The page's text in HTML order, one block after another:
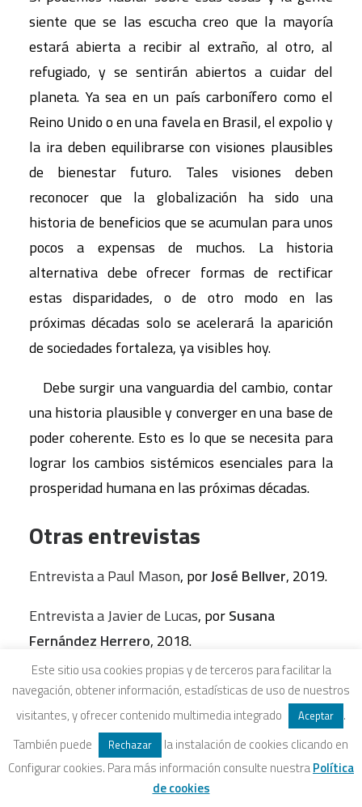
siente que se las escucha creo que la mayoría
estará abierta a recibir al extraño, al otro, al
refugiado, y se sentirán abiertos a cuidar del
planeta. Ya sea en un país carbonífero como el
Reino Unido o en una favela en Brasil, el expolio y
la ira deben equilibrarse con visiones plausibles
de bienestar futuro. Tales visiones deben
reconocer que la globalización ha sido una
historia de beneficios que se acumulan para unos
pocos a expensas de muchos. La historia
alternativa debe ofrecer formas de rectificar
estas disparidades, o de otro modo en las
próximas décadas solo se acelerará la aparición
de sociedades fortaleza, ya visibles hoy.
Debe surgir una vanguardia del cambio, contar
una historia plausible y converger en una base de
poder coherente. Esto es lo que se necesita para
lograr los cambios sistémicos esenciales para la
prosperidad humana en las próximas décadas.
Otras entrevistas
Entrevista a Paul Mason, porJosé Bellver, 2019.
Entrevista a Javier de Lucas, porSusana
Fernández Herrero, 2018.
Entrevista a Tica Font, por Susana Fernández,
2018.
Entrevista a Bernd Röttger, porElisa Schwis,
2018.
Este sitio usa cookies propias y de terceros para facilitar la
navegación, obtener información, estadísticas de uso de nuestros
visitantes, y ofrecer contenido multimedia integrado
Aceptar
.
También puede
Rechazar
la instalación de cookies clicando en
Configurar cookies. Para más información consulte nuestraPolítica
de cookies